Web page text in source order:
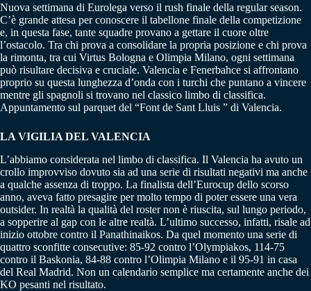
Nuova settimana di Eurolega verso il rush finale della regular season.
C’è grande attesa per conoscere il tabellone finale della competizione
e, in questa fase, tante squadre provano a gettare il cuore oltre
l’ostacolo. Tra chi prova a consolidare la propria posizione e chi prova
la rimonta, tra cui Virtus Bologna e Olimpia Milano, ogni settimana
può risultare decisiva e cruciale. Valencia e Fenerbahce si affrontano
proprio su questa lunghezza d’onda con i turchi che puntano a vincere
mentre gli spagnoli si trovano nel classico limbo di classifica.
Appuntamento sul parquet del “Font de Sant Lluis ” di Valencia.
LA VIGILIA DEL VALENCIA
L’abbiamo considerata nel limbo di classifica. Il Valencia ha avuto un
crollo improvviso dovuto sia ad una serie di risultati negativi ma anche
a qualche assenza di troppo. La finalista dell’Eurocup dello scorso
anno, aveva fatto presagire per molto tempo di poter essere una vera
outsider. In realtà la qualità del roster non è riuscita, sul lungo periodo,
a sopperire al gap con le altre realtà. L’ultimo successo, infatti, risale ad
inizio ottobre contro il Panathinaikos. Da quel momento una serie di
quattro sconfitte consecutive: 85-92 contro l’Olympiakos, 114-75
contro il Baskonia, 84-88 contro l’Olimpia Milano e il 95-91 in casa
del Real Madrid. Non un calendario semplice ma certamente anche dei
KO pesanti nel risultato.